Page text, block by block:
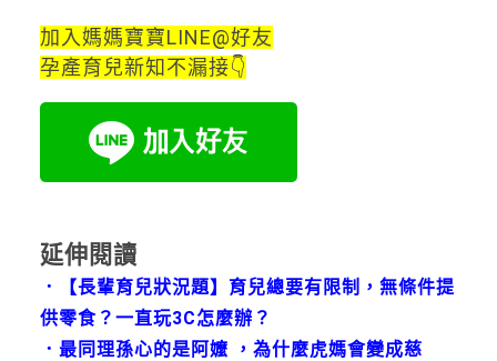
加入媽媽寶寶LINE@好友
孕產育兒新知不漏接👇
延伸閱讀
．
【長輩育兒狀況題】育兒總要有限制，無條件提
供零食？一直玩3C怎麼辦？
． 最同理孫心的是阿嬤 ，為什麼虎媽會變成慈